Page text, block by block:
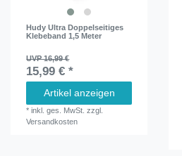
Hudy Ultra Doppelseitiges
Klebeband 1,5 Meter
UVP 16,99 €
15,99 € *
Artikel anzeigen
*inkl. ges. MwSt. zzgl.
Versandkosten